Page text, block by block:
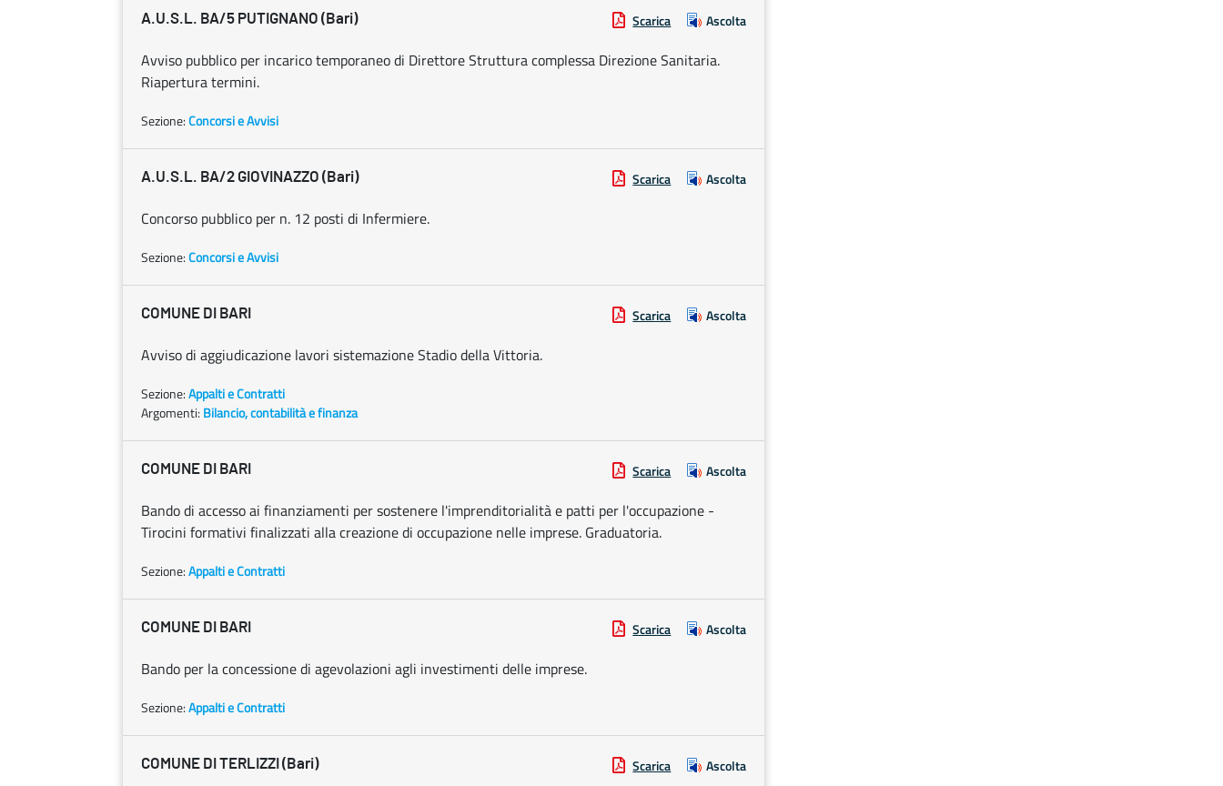
A.U.S.L. BA/5 PUTIGNANO (Bari) Scarica Ascolta
Avviso pubblico per incarico temporaneo di Direttore Struttura complessa Direzione Sanitaria.
Riapertura termini.
Sezione:Concorsi e Avvisi
A.U.S.L. BA/2 GIOVINAZZO (Bari) Scarica Ascolta
Concorso pubblico per n. 12 posti di Infermiere.
Sezione:Concorsi e Avvisi
COMUNE DI BARI Scarica Ascolta
Avviso di aggiudicazione lavori sistemazione Stadio della Vittoria.
Sezione:Appalti e Contratti
Argomenti: Bilancio, contabilità e finanza
COMUNE DI BARI Scarica Ascolta
Bando di accesso ai finanziamenti per sostenere l'imprenditorialità e patti per l'occupazione -
Tirocini formativi finalizzati alla creazione di occupazione nelle imprese. Graduatoria.
Sezione:Appalti e Contratti
COMUNE DI BARI Scarica Ascolta
Bando per la concessione di agevolazioni agli investimenti delle imprese.
Sezione:Appalti e Contratti
COMUNE DI TERLIZZI (Bari) Scarica Ascolta